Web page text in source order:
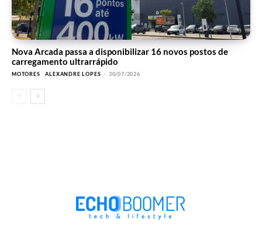
Nova Arcada passa a disponibilizar 16 novos postos de
carregamento ultrarrápido
MOTORES ALEXANDRE LOPES - 30/07/2026